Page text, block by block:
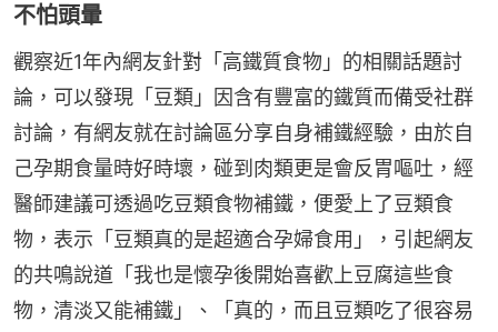
不怕頭暈
觀察近1年內網友針對「高鐵質食物」的相關話題討
論，可以發現「豆類」因含有豐富的鐵質而備受社群
討論，有網友就在討論區分享自身補鐵經驗，由於自
己孕期食量時好時壞，碰到肉類更是會反胃嘔吐，經
醫師建議可透過吃豆類食物補鐵，便愛上了豆類食
物，表示「豆類真的是超適合孕婦食用」，引起網友
的共鳴說道「我也是懷孕後開始喜歡上豆腐這些食
物，清淡又能補鐵」、「真的，而且豆類吃了很容易